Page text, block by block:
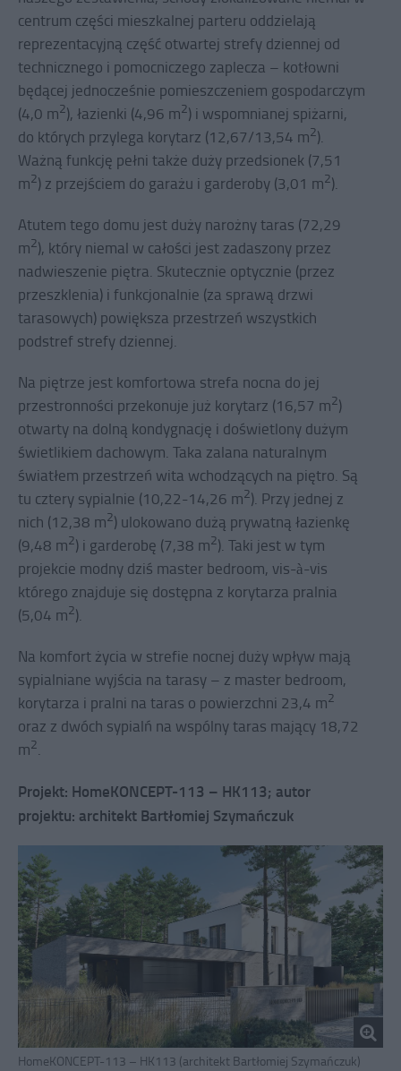
centrum części mieszkalnej parteru oddzielają
reprezentacyjną część otwartej strefy dziennej od
technicznego i pomocniczego zaplecza – kotłowni
będącej jednocześnie pomieszczeniem gospodarczym
(4,0 m2), łazienki (4,96 m2) i wspomnianej spiżarni,
do których przylega korytarz (12,67/13,54 m2).
Ważną funkcję pełni także duży przedsionek (7,51
m2) z przejściem do garażu i garderoby (3,01 m2).
Atutem tego domu jest duży narożny taras (72,29
m2), który niemal w całości jest zadaszony przez
nadwieszenie piętra. Skutecznie optycznie (przez
przeszklenia) i funkcjonalnie (za sprawą drzwi
tarasowych) powiększa przestrzeń wszystkich
podstref strefy dziennej.
Na piętrze jest komfortowa strefa nocna do jej
przestronności przekonuje już korytarz (16,57 m2)
otwarty na dolną kondygnację i doświetlony dużym
świetlikiem dachowym. Taka zalana naturalnym
światłem przestrzeń wita wchodzących na piętro. Są
tu cztery sypialnie (10,22-14,26 m2). Przy jednej z
nich (12,38 m2) ulokowano dużą prywatną łazienkę
(9,48 m2) i garderobę (7,38 m2). Taki jest w tym
projekcie modny dziś master bedroom, vis-à-vis
którego znajduje się dostępna z korytarza pralnia
(5,04 m2).
Na komfort życia w strefie nocnej duży wpływ mają
sypialniane wyjścia na tarasy – z master bedroom,
korytarza i pralni na taras o powierzchni 23,4 m2
oraz z dwóch sypialń na wspólny taras mający 18,72
m2.
Projekt: HomeKONCEPT-113 – HK113; autor
projektu: architekt Bartłomiej Szymańczuk
HomeKONCEPT-113 – HK113 (architekt Bartłomiej Szymańczuk)